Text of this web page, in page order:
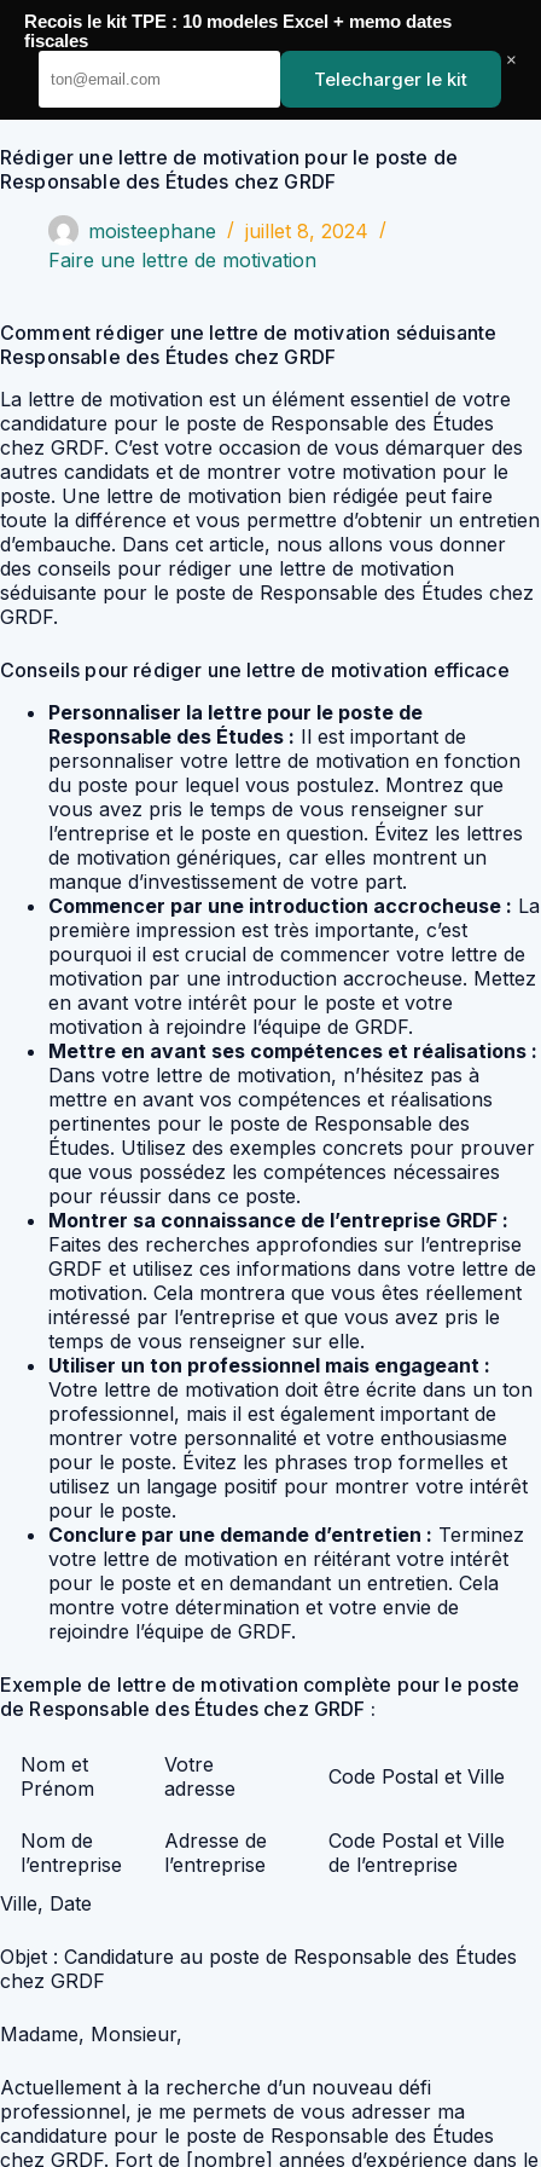
Passer
contenu
YoupiJobs
Rédiger une lettre de motivation pour le poste de
Responsable des Études chez GRDF
moisteephane
juillet 8, 2024
Faire une lettre de motivation
Comment rédiger une lettre de motivation séduisante
Responsable des Études chez GRDF
La lettre de motivation est un élément essentiel de votre
candidature pour le poste de Responsable des Études
chez GRDF. C’est votre occasion de vous démarquer des
autres candidats et de montrer votre motivation pour le
poste. Une lettre de motivation bien rédigée peut faire
toute la différence et vous permettre d’obtenir un entretien
d’embauche. Dans cet article, nous allons vous donner
des conseils pour rédiger une lettre de motivation
séduisante pour le poste de Responsable des Études chez
GRDF.
Conseils pour rédiger une lettre de motivation efficace
Personnaliser la lettre pour le poste de
Responsable des Études : Il est important de
personnaliser votre lettre de motivation en fonction
du poste pour lequel vous postulez. Montrez que
vous avez pris le temps de vous renseigner sur
l’entreprise et le poste en question. Évitez les lettres
de motivation génériques, car elles montrent un
manque d’investissement de votre part.
Commencer par une introduction accrocheuse : La
première impression est très importante, c’est
pourquoi il est crucial de commencer votre lettre de
motivation par une introduction accrocheuse. Mettez
en avant votre intérêt pour le poste et votre
motivation à rejoindre l’équipe de GRDF.
Mettre en avant ses compétences et réalisations :
Dans votre lettre de motivation, n’hésitez pas à
mettre en avant vos compétences et réalisations
pertinentes pour le poste de Responsable des
Études. Utilisez des exemples concrets pour prouver
que vous possédez les compétences nécessaires
pour réussir dans ce poste.
Montrer sa connaissance de l’entreprise GRDF :
Faites des recherches approfondies sur l’entreprise
GRDF et utilisez ces informations dans votre lettre de
motivation. Cela montrera que vous êtes réellement
intéressé par l’entreprise et que vous avez pris le
temps de vous renseigner sur elle.
Utiliser un ton professionnel mais engageant :
Votre lettre de motivation doit être écrite dans un ton
professionnel, mais il est également important de
montrer votre personnalité et votre enthousiasme
pour le poste. Évitez les phrases trop formelles et
utilisez un langage positif pour montrer votre intérêt
pour le poste.
Conclure par une demande d’entretien : Terminez
votre lettre de motivation en réitérant votre intérêt
pour le poste et en demandant un entretien. Cela
montre votre détermination et votre envie de
rejoindre l’équipe de GRDF.
Exemple de lettre de motivation complète pour le poste
de Responsable des Études chez GRDF :
Nom et
Prénom
Votre
adresse
Code Postal et Ville
Nom de
l’entreprise
Adresse de
l’entreprise
Code Postal et Ville
de l’entreprise
Ville, Date
Objet : Candidature au poste de Responsable des Études
chez GRDF
Madame, Monsieur,
Actuellement à la recherche d’un nouveau défi
professionnel, je me permets de vous adresser ma
candidature pour le poste de Responsable des Études
chez GRDF. Fort de [nombre] années d’expérience dans le
Recois le kit TPE : 10 modeles Excel + memo dates
fiscales
Telecharger le kit
×